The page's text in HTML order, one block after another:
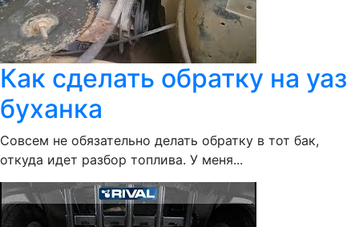
Как сделать обратку на уаз
буханка
Совсем не обязательно делать обратку в тот бак,
откуда идет разбор топлива. У меня...